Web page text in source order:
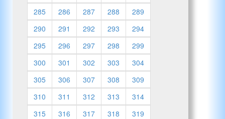
285
286 287 288
289
290
291 292 293
294
295
296 297 298
299
300
301 302 303
304
305
306 307 308
309
310
311 312 313
314
315
316 317 318
319